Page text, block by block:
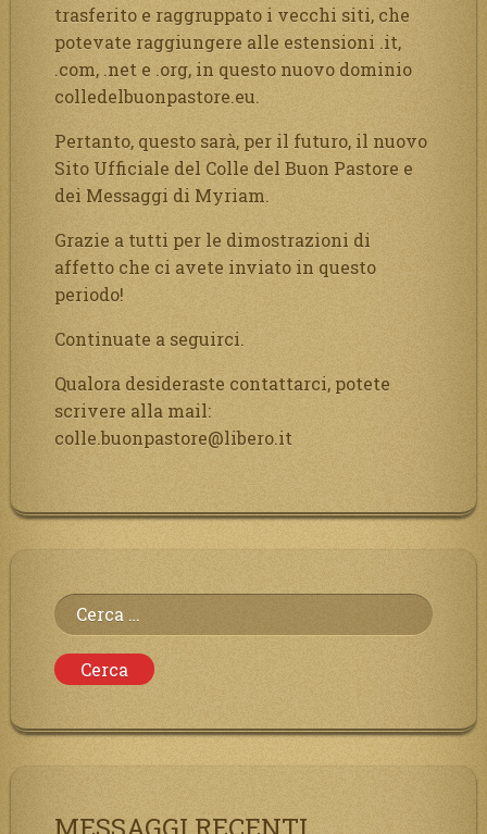
trasferito e raggruppato i vecchi siti, che
potevate raggiungere alle estensioni .it,
.com, .net e .org, in questo nuovo dominio
colledelbuonpastore.eu.
Pertanto, questo sarà, per il futuro, il nuovo
Sito Ufficiale del Colle del Buon Pastore e
dei Messaggi di Myriam.
Grazie a tutti per le dimostrazioni di
affetto che ci avete inviato in questo
periodo!
Continuate a seguirci.
Qualora desideraste contattarci, potete
scrivere alla mail:
colle.buonpastore@libero.it
Ricerca
per: